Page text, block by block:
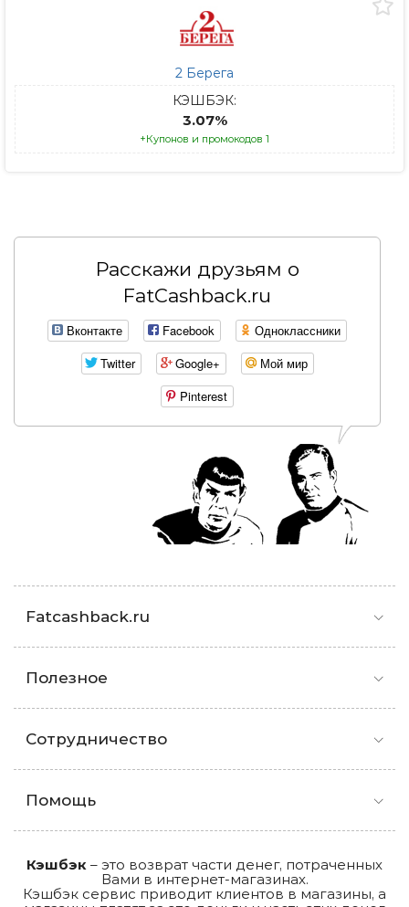
2 Берега
КЭШБЭК:
3.07%
+Купонов и промокодов 1
Расскажи друзьям о
FatCashback.ru
Вконтакте Facebook
Одноклассники
Twitter
Google+
Мой мир
Pinterest
Fatcashback.ru
Полезное
Сотрудничество
Помощь
Кэшбэк – это возврат части денег, потраченных
Вами в интернет-магазинах.
Кэшбэк сервис приводит клиентов в магазины, а